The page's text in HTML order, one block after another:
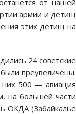
от нашей
армии и детищ
этих детищ на
24 советские
преувеличены.
них 500 — авиация
на большей части
ОКДА (Забайкалье